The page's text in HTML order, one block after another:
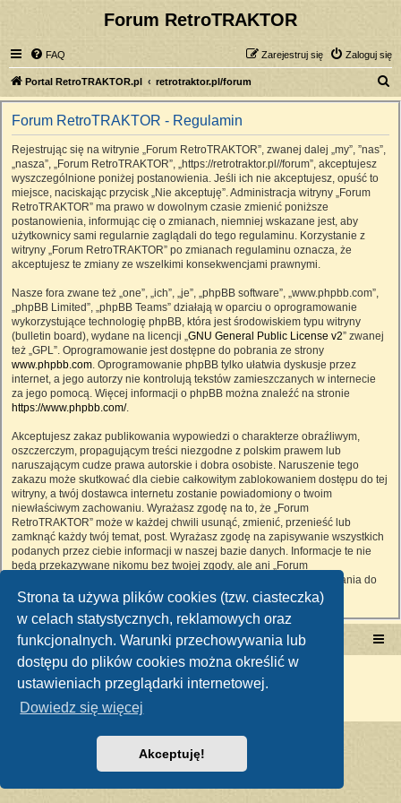
Strona ta używa plików cookies (tzw. ciasteczka)
w celach statystycznych, reklamowych oraz
funkcjonalnych. Warunki przechowywania lub
dostępu do plików cookies można określić w
ustawieniach przeglądarki internetowej.
Dowiedz się więcej
Akceptuję!
Forum RetroTRAKTOR
FAQ Zaloguj się
Zarejestruj się
Portal RetroTRAKTOR.pl retrotraktor.pl/forum
z
Forum RetroTRAKTOR - Regulamin
Rejestrując się na witrynie „Forum RetroTRAKTOR”, zwanej dalej „my”, ”nas”,
„nasza”, „Forum RetroTRAKTOR”, „https://retrotraktor.pl//forum”, akceptujesz
wyszczególnione poniżej postanowienia. Jeśli ich nie akceptujesz, opuść to
miejsce, naciskając przycisk „Nie akceptuję”. Administracja witryny „Forum
RetroTRAKTOR” ma prawo w dowolnym czasie zmienić poniższe
postanowienia, informując cię o zmianach, niemniej wskazane jest, aby
użytkownicy sami regularnie zaglądali do tego regulaminu. Korzystanie z
witryny „Forum RetroTRAKTOR” po zmianach regulaminu oznacza, że
akceptujesz te zmiany ze wszelkimi konsekwencjami prawnymi.
Nasze fora zwane też „one”, „ich”, „je”, „phpBB software”, „www.phpbb.com”,
„phpBB Limited”, „phpBB Teams” działają w oparciu o oprogramowanie
wykorzystujące technologię phpBB, która jest środowiskiem typu witryny
(bulletin board), wydane na licencji „GNU General Public License v2” zwanej
też „GPL”. Oprogramowanie jest dostępne do pobrania ze strony
www.phpbb.com. Oprogramowanie phpBB tylko ułatwia dyskusje przez
internet, a jego autorzy nie kontrolują tekstów zamieszczanych w internecie
za jego pomocą. Więcej informacji o phpBB można znaleźć na stronie
https://www.phpbb.com/.
Akceptujesz zakaz publikowania wypowiedzi o charakterze obraźliwym,
oszczerczym, propagującym treści niezgodne z polskim prawem lub
naruszającym cudze prawa autorskie i dobra osobiste. Naruszenie tego
zakazu może skutkować dla ciebie całkowitym zablokowaniem dostępu do tej
witryny, a twój dostawca internetu zostanie powiadomiony o twoim
niewłaściwym zachowaniu. Wyrażasz zgodę na to, że „Forum
RetroTRAKTOR” może w każdej chwili usunąć, zmienić, przenieść lub
zamknąć każdy twój temat, post. Wyrażasz zgodę na zapisywanie wszystkich
podanych przez ciebie informacji w naszej bazie danych. Informacje te nie
będą przekazywane nikomu bez twojej zgody, ale ani „Forum
RetroTRAKTOR”, ani phpBB nie ponosi odpowiedzialności za włamania do
witryny, podczas których może dojść do kradzieży danych.
Portal RetroTRAKTOR.pl retrotraktor.pl/forum
Technologię dostarcza
Polski pakiet językowy dostarczaphpBB.pl
Zasady ochrony danych osobowych